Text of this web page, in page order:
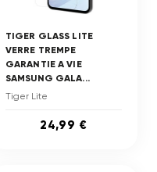
TIGER GLASS LITE
VERRE TREMPE
GARANTIE A VIE
SAMSUNG GALA...
Tiger Lite
24,99 €